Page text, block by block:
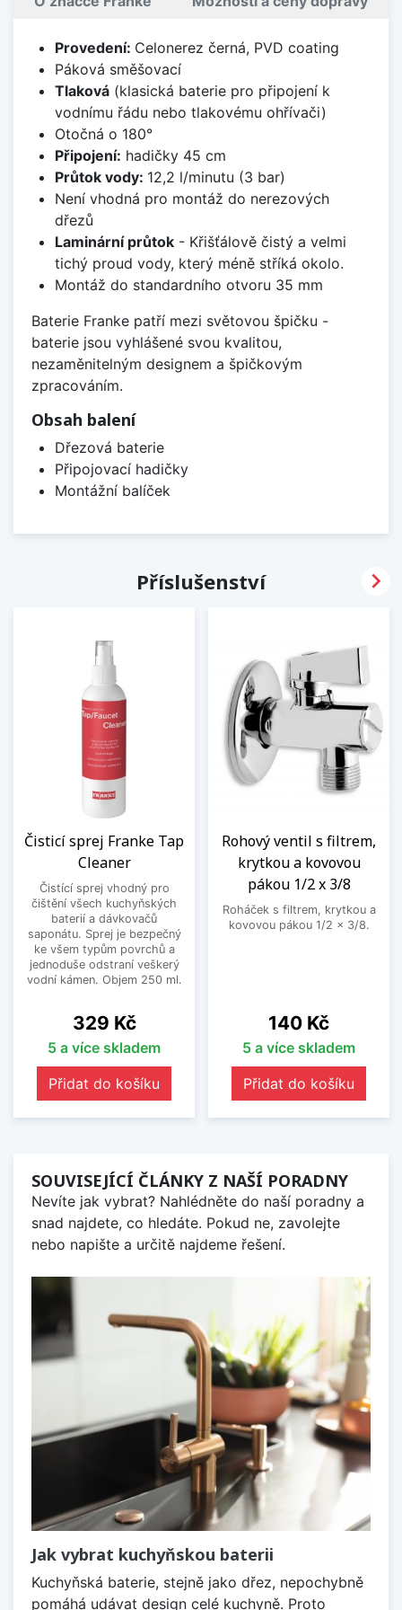
Provedení: Celonerez černá, PVD coating
Páková směšovací
Tlaková(klasická baterie pro připojení k
vodnímu řádu nebo tlakovému ohřívači)
Otočná o 180°
Připojení: hadičky 45 cm
Průtok vody: 12,2 l/minutu (3 bar)
Není vhodná pro montáž do nerezových
dřezů
Laminární průtok- Křišťálově čistý a velmi
tichý proud vody, který méně stříká okolo.
Montáž do standardního otvoru 35 mm
Baterie Franke patří mezi světovou špičku -
baterie jsou vyhlášené svou kvalitou,
nezaměnitelným designem a špičkovým
zpracováním.
Obsah balení
Dřezová baterie
Připojovací hadičky
Montážní balíček
Příslušenství
Čisticí sprej Franke Tap
Cleaner
Čistící sprej vhodný pro
čištění všech kuchyňských
baterií a dávkovačů
saponátu. Sprej je bezpečný
ke všem typům povrchů a
jednoduše odstraní veškerý
vodní kámen. Objem 250 ml.
Cena
329 Kč
5 a více skladem
Přidat do košíku
Rohový ventil s filtrem,
krytkou a kovovou
pákou 1/2 x 3/8
Roháček s filtrem, krytkou a
kovovou pákou 1/2 x 3/8.
Cena
140 Kč
5 a více skladem
Přidat do košíku

SOUVISEJÍCÍ ČLÁNKY Z NAŠÍ PORADNY
Nevíte jak vybrat? Nahlédněte do naší poradny a
snad najdete, co hledáte. Pokud ne, zavolejte
nebo napište a určitě najdeme řešení.
Jak vybrat kuchyňskou baterii
Kuchyňská baterie, stejně jako dřez, nepochybně
pomáhá udávat design celé kuchyně. Proto